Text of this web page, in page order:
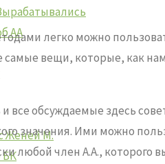
АА
Женей М.
БК
легко можно
самые вещи, которые, как
обсуждаемые здесь
значения. Ими можно
любой член А.А.,